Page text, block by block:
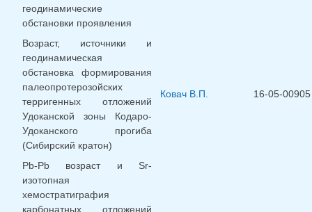
геодинамические
обстановки проявления
Возраст, источники и
геодинамическая
обстановка формирования
палеопротерозойских
терригенных отложений
Удоканской зоны Кодаро-
Удоканского прогиба
(Сибирский кратон)
Ковач В.П. 16-05-00905
Pb-Pb возраст и Sr-
изотопная
хемостратиграфия
карбонатных отложений